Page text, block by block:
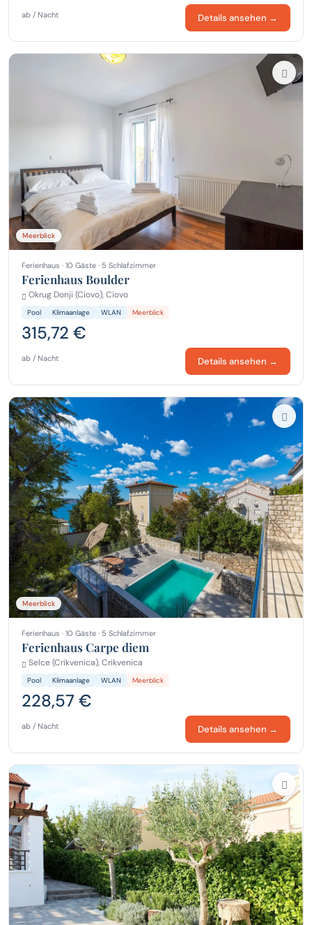
ab / Nacht Details ansehen →
Meerblick
Ferienhaus · 10 Gäste · 5 Schlafzimmer
Ferienhaus Boulder
Okrug Donji (Ciovo), Ciovo
Pool Klimaanlage WLAN Meerblick
315,72 €
ab / Nacht Details ansehen →
Meerblick
Ferienhaus · 10 Gäste · 5 Schlafzimmer
Ferienhaus Carpe diem
Selce (Crikvenica), Crikvenica
Pool Klimaanlage WLAN Meerblick
228,57 €
ab / Nacht Details ansehen →